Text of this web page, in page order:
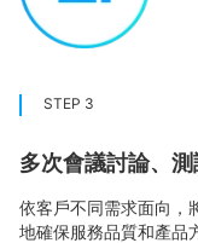
STEP 3
多次會議討論、測
依客戶不同需求面向，
地確保服務品質和產品